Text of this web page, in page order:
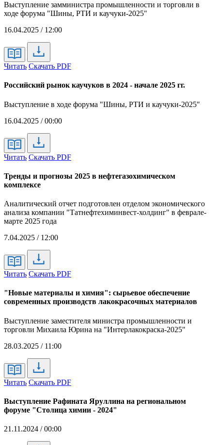
Выступление замминистра промышленности и торговли в
ходе форума "Шины, РТИ и каучуки-2025"
16.04.2025 / 12:00
Читать Скачать PDF
Российский рынок каучуков в 2024 - начале 2025 гг.
Выступление в ходе форума "Шины, РТИ и каучуки-2025"
16.04.2025 / 00:00
Читать Скачать PDF
Тренды и прогнозы 2025 в нефтегазохимическом
комплексе
Аналитический отчет подготовлен отделом экономического
анализа компании "Татнефтехиминвест-холдинг" в феврале-
марте 2025 года
7.04.2025 / 12:00
Читать Скачать PDF
"Новые материалы и химия": сырьевое обеспечение
современных производств лакокрасочных материалов
Выступление заместителя министра промышленности и
торговли Михаила Юрина на "Интерлакокраска-2025"
28.03.2025 / 11:00
Читать Скачать PDF
Выступление Рафината Яруллина на региональном
форуме "Столица химии - 2024"
21.11.2024 / 00:00